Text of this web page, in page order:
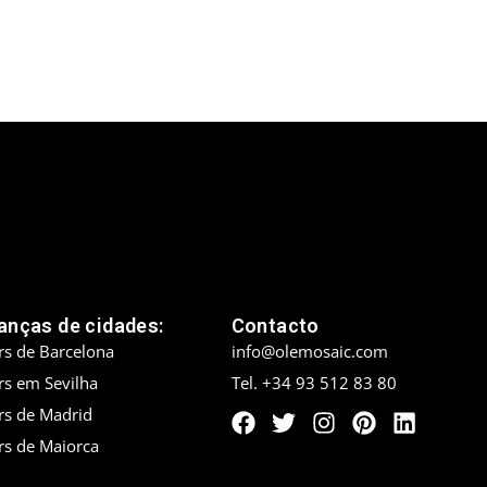
de cidades:
de Barcelona
em Sevilha
de Madrid
de Maiorca
Contacto
info@olemosaic.com
Tel. +34 93 512 83 80